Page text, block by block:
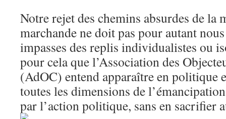
Notre rejet des chemins absurdes de la
marchande ne doit pas pour autant
impasses des replis individualistes ou
pour cela que l’Association des
(AdOC) entend apparaître en politique
toutes les dimensions de
par l’action politique, sans en sacrifier